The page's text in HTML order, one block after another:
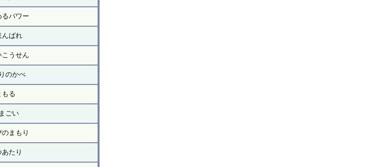
るパワー
んばれ
こうせん
のかべ
もる
ごい
のまもり
たり